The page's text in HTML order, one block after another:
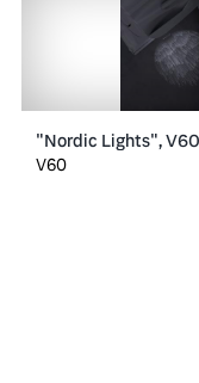
"Nordic Lights",
V60